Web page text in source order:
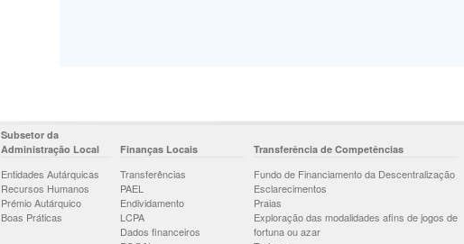
Subsetor da
Administração Local
Entidades Autárquicas
Recursos Humanos
Prémio Autárquico
Boas Práticas
Finanças Locais
Transferências
PAEL
Endividamento
LCPA
Dados financeiros
Transferência de Competências
Fundo de Financiamento da Descentralização
Esclarecimentos
Praias
Exploração das modalidades afins de jogos de
fortuna ou azar